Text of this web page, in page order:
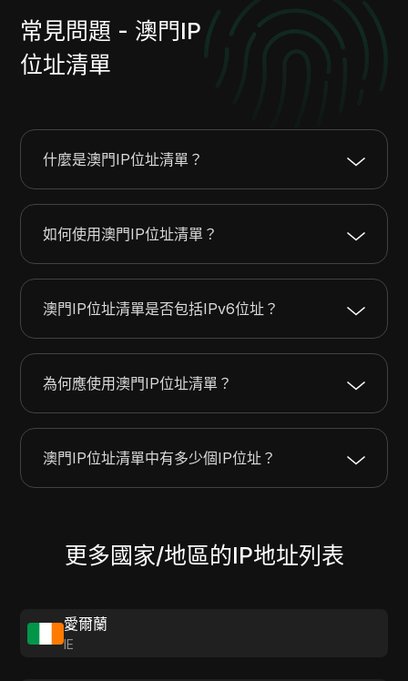
135.84.232.0
135.84.239.255
2048
146.88.152.0
146.88.155.0
157.167.36.0
157.167.36.255
256
154.18.148.0
154.18.151.255
163.53.244.0
163.53.244.255
256
163.53.247.0
163.53.247.255
172.69.72.0
172.69.72.255
256
178.253.32.0
178.253.32.255
182.93.0.0
182.93.63.255
16384
188.93.236.0
188.93.237.255
常見問題 - 澳門IP
位址清單
什麼是澳門IP位址清單？
如何使用澳門IP位址清單？
澳門IP位址清單是否包括IPv6位址？
為何應使用澳門IP位址清單？
澳門IP位址清單中有多少個IP位址？
更多國家/地區的IP地址列表
愛爾蘭
IE